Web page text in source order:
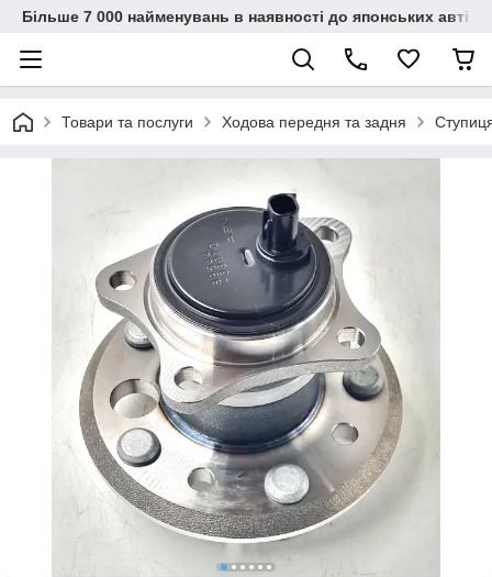
Більше 7 000 найменувань в наявності до японських
Товари та послуги Ходова передня та задня